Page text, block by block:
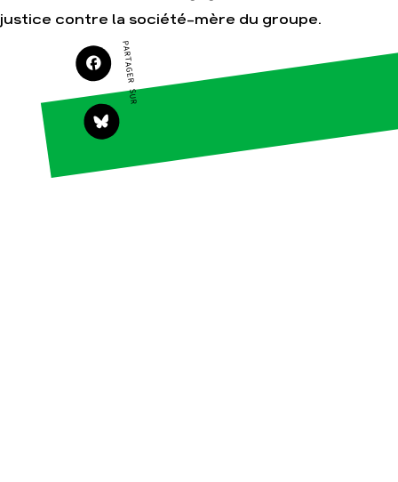
Soutenir les
campagnes
Transmettre
tout ou partie de
son patrimoine
Télécharger
gratuitement les
guides éco-
Finance
Multinationales
justice contre la société-mère du groupe.
PARTAGER SUR